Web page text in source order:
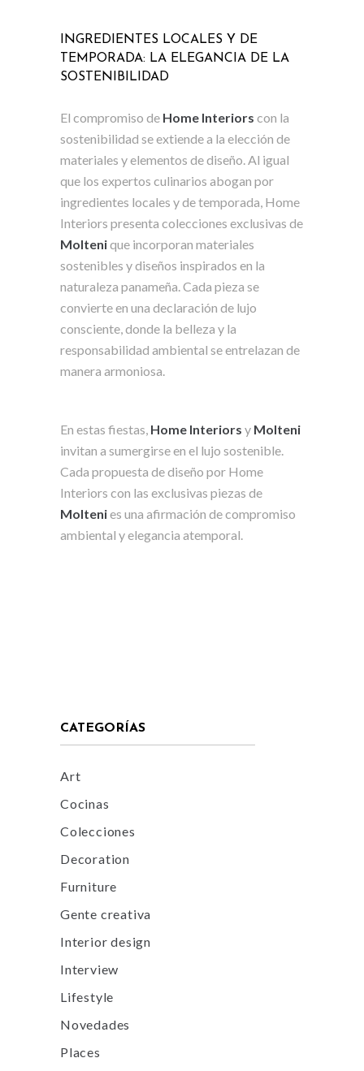
INGREDIENTES LOCALES Y DE
TEMPORADA: LA ELEGANCIA DE LA
SOSTENIBILIDAD
El compromiso de Home Interiors con la
sostenibilidad se extiende a la elección de
materiales y elementos de diseño. Al igual
que los expertos culinarios abogan por
ingredientes locales y de temporada, Home
Interiors presenta colecciones exclusivas de
Moltenique incorporan materiales
sostenibles y diseños inspirados en la
naturaleza panameña. Cada pieza se
convierte en una declaración de lujo
consciente, donde la belleza y la
responsabilidad ambiental se entrelazan de
manera armoniosa.
En estas fiestas, Home Interiors y Molteni
invitan a sumergirse en el lujo sostenible.
Cada propuesta de diseño por Home
Interiors con las exclusivas piezas de
Moltenies una afirmación de compromiso
ambiental y elegancia atemporal.
CATEGORÍAS
Art
Cocinas
Colecciones
Decoration
Furniture
Gente creativa
Interior design
Interview
Lifestyle
Novedades
Places